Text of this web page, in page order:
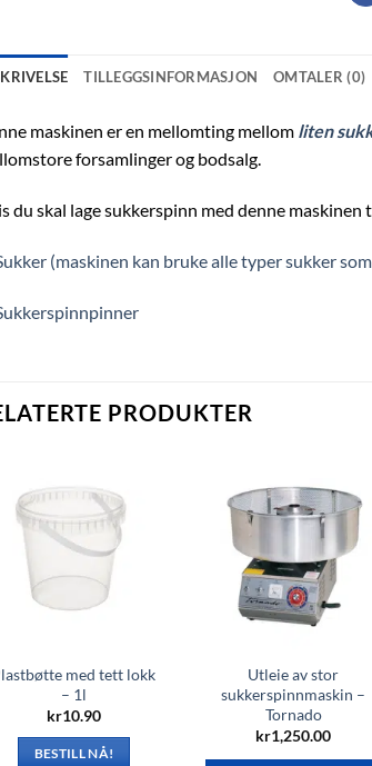
TILLEGGSINFORMASJON OMTALER (0)
maskinen er en mellomting mellom liten
forsamlinger og bodsalg.
du skal lage sukkerspinn med denne maskinen
(maskinen kan bruke alle typer sukker
PRODUKTER
med tett lokk
– 1l
kr10.90
BESTILL NÅ!
Utleie av stor
sukkerspinnmaskin –
Tornado
kr1,250.00